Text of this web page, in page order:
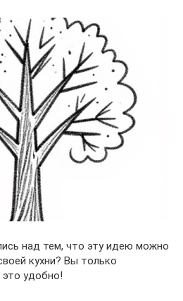
над тем, что эту идею можно
кухни? Вы только
это удобно!